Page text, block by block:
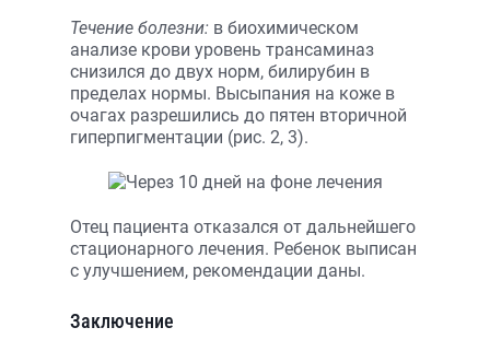
Течение болезни: в биохимическом
анализе крови уровень трансаминаз
снизился до двух норм, билирубин в
пределах нормы. Высыпания на коже в
очагах разрешились до пятен вторичной
гиперпигментации (рис. 2, 3).
Отец пациента отказался от дальнейшего
стационарного лечения. Ребенок выписан
с улучшением, рекомендации даны.
Заключение